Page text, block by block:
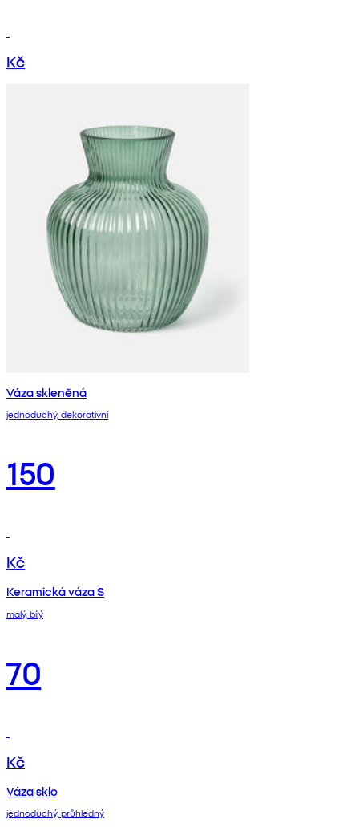
Kč
Váza skleněná
jednoduchý, dekorativní
150
Kč
Keramická váza S
malý, bílý
70
Kč
Váza sklo
jednoduchý, průhledný